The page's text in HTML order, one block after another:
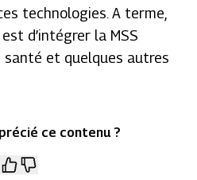
technologies. A terme,
d’intégrer la MSS
santé et quelques autres
ce contenu ?